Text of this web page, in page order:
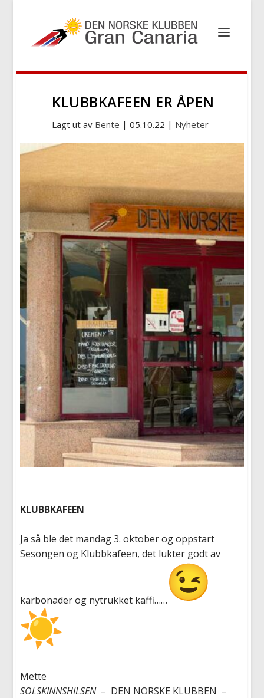
KLUBBKAFEEN ER ÅPEN
Lagt ut av Bente |05.10.22 | Nyheter
KLUBBKAFEEN
Ja så ble det mandag 3. oktober og oppstart
Sesongen og Klubbkafeen, det lukter godt av
karbonader og nytrukket kaffi……
Mette
SOLSKINNSHILSEN – DEN NORSKE KLUBBEN –